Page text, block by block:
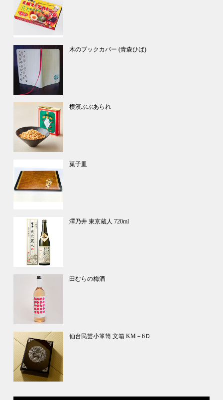
木のブックカバー (青森ひば)
横濱ぶぶあられ
菓子皿
澤乃井 東京蔵人 720ml
田むらの梅酒
仙台民芸小箪笥 文箱 KM－6Ｄ